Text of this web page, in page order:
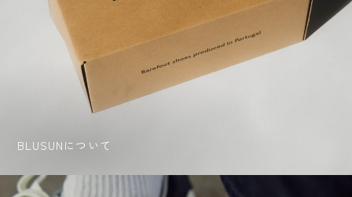
BLUSUNについて